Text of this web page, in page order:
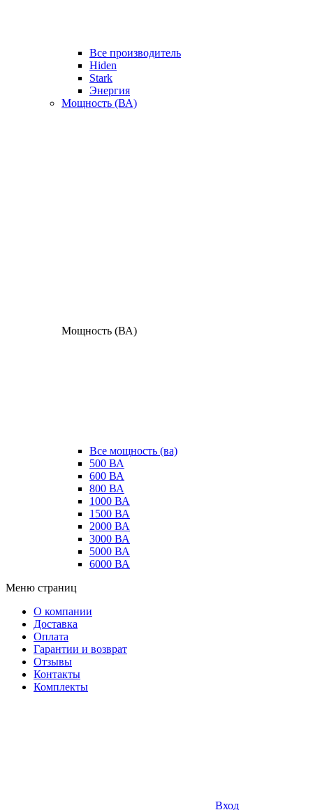
Все производитель
Hiden
Stark
Энергия
Мощность (ВА)
Мощность (ВА)
Все мощность (ва)
500 ВА
600 ВА
800 ВА
1000 ВА
1500 ВА
2000 ВА
3000 ВА
5000 ВА
6000 ВА
Меню страниц
О компании
Доставка
Оплата
Гарантии и возврат
Отзывы
Контакты
Комплекты
Вход